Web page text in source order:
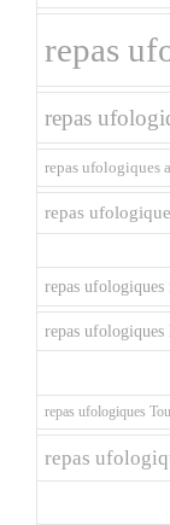
repas
repas
repas ufologiques
repas
repas ufologiques
repas ufologiques
repas ufologiques
repas